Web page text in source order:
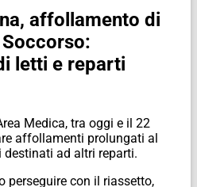
affollamento di
letti e reparti
Medica, tra oggi e il 22
affollamenti prolungati al
ad altri reparti.
perseguire con il riassetto,